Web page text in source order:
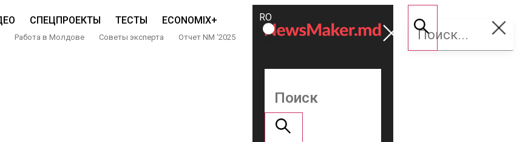
СПЕЦПРОЕКТЫ ТЕСТЫ ECONOMIX+
Работа в Молдове Советы эксперта Отчет NM ‘2025
ROMÂNĂ
RU
Поддержать
NM